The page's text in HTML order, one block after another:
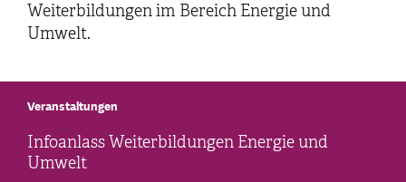
Weiterbildungen im Bereich Energie und
Umwelt.
Veranstaltungen
Infoanlass Weiterbildungen Energie und
Umwelt